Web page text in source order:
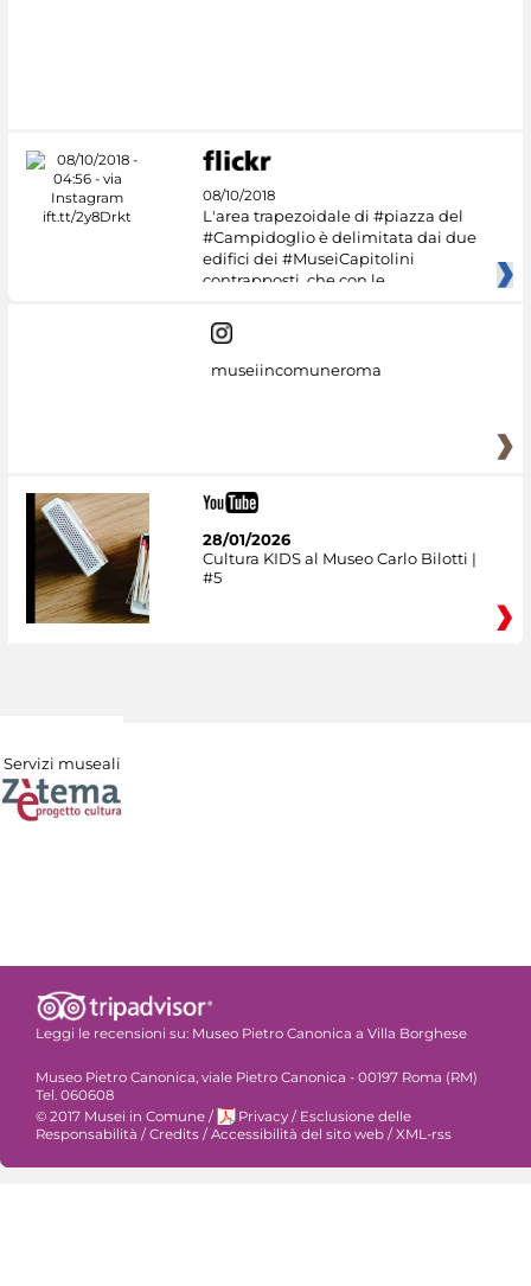
08/10/2018
L'area trapezoidale di #piazza del
#Campidoglio è delimitata dai due
edifici dei #MuseiCapitolini
contrapposti, che con le
museiincomuneroma
28/01/2026
Cultura KIDS al Museo Carlo Bilotti |
#5
Servizi museali
Leggi le recensioni su: Museo Pietro Canonica a Villa Borghese
Museo Pietro Canonica, viale Pietro Canonica - 00197 Roma (RM)
Tel. 060608
© 2017 Musei in Comune / Privacy / Esclusione delle
Responsabilità / Credits / Accessibilità del sito web / XML-rss